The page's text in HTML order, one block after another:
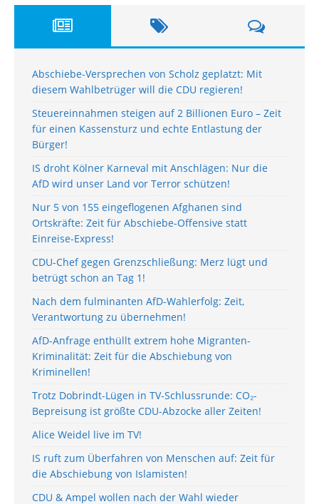
Abschiebe-Versprechen von Scholz geplatzt: Mit
diesem Wahlbetrüger will die CDU regieren!
Steuereinnahmen steigen auf 2 Billionen Euro – Zeit
für einen Kassensturz und echte Entlastung der
Bürger!
IS droht Kölner Karneval mit Anschlägen: Nur die
AfD wird unser Land vor Terror schützen!
Nur 5 von 155 eingeflogenen Afghanen sind
Ortskräfte: Zeit für Abschiebe-Offensive statt
Einreise-Express!
CDU-Chef gegen Grenzschließung: Merz lügt und
betrügt schon an Tag 1!
Nach dem fulminanten AfD-Wahlerfolg: Zeit,
Verantwortung zu übernehmen!
AfD-Anfrage enthüllt extrem hohe Migranten-
Kriminalität: Zeit für die Abschiebung von
Kriminellen!
Trotz Dobrindt-Lügen in TV-Schlussrunde: CO₂-
Bepreisung ist größte CDU-Abzocke aller Zeiten!
Alice Weidel live im TV!
IS ruft zum Überfahren von Menschen auf: Zeit für
die Abschiebung von Islamisten!
CDU & Ampel wollen nach der Wahl wieder